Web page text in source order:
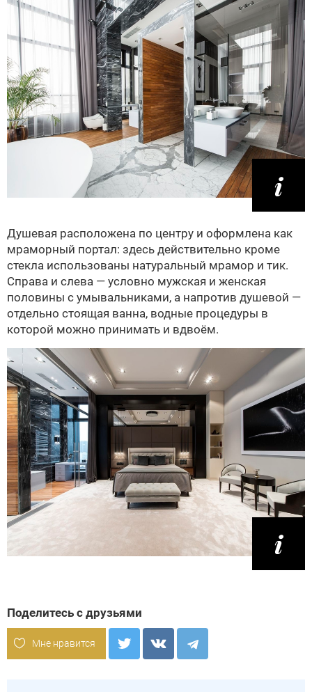
Душевая расположена по центру и оформлена как
мраморный портал: здесь действительно кроме
стекла использованы натуральный мрамор и тик.
Справа и слева — условно мужская и женская
половины с умывальниками, а напротив душевой —
отдельно стоящая ванна, водные процедуры в
которой можно принимать и вдвоём.
Поделитесь с друзьями
Мне нравится